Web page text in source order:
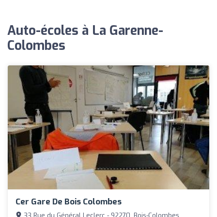
Auto-écoles à La Garenne-
Colombes
Cer Gare De Bois Colombes
33 Rue du Général Leclerc - 92270, Bois-Colombes